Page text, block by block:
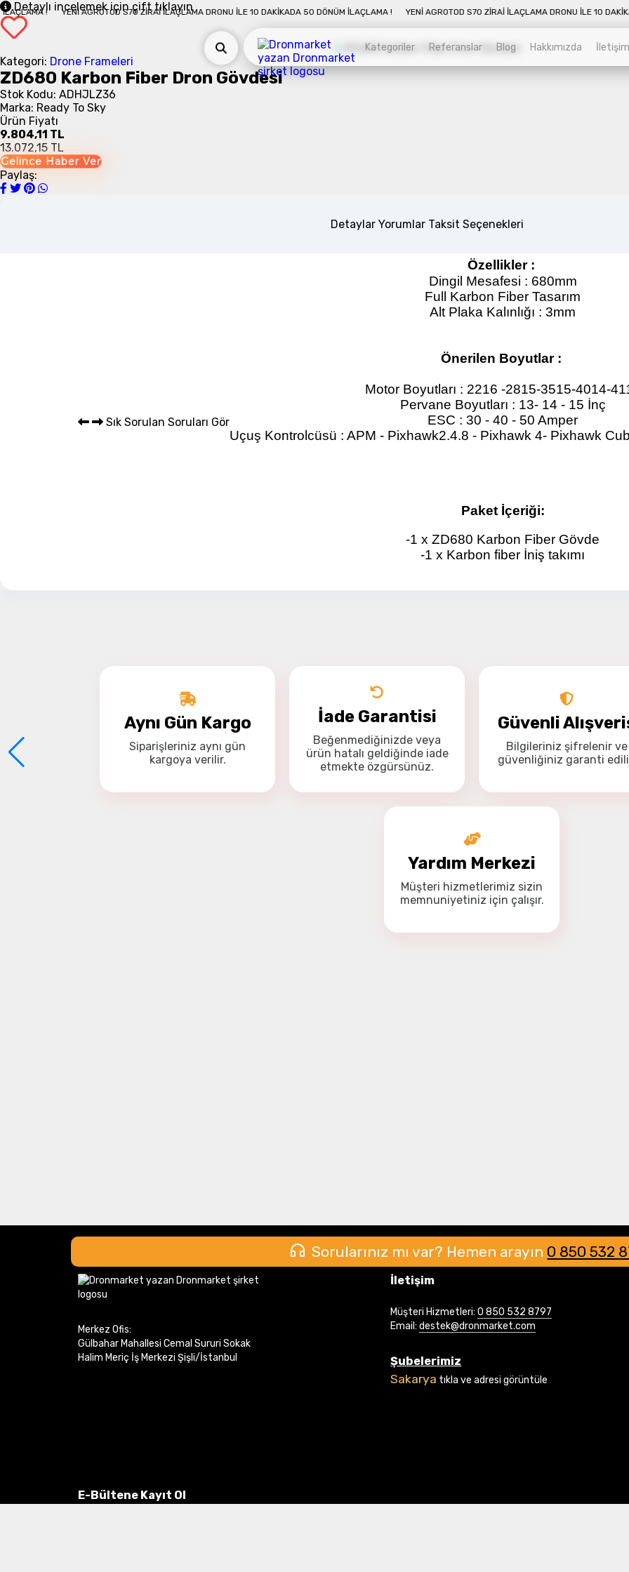
! YENI AGROTOD S70 ZIRAI İLAÇLAMA DRONU İLE 10 DAKIKADA 50 DÖNÜM İLAÇLAMA ! YENI AGROTOD S70 ZIRAI İLAÇLAMA DRONU İLE 10 DAKIKADA 50
Kategoriler
Endüstriyel Drone
Alt kategorileri görmek için hemen tıklayın.
Haritalama Dronları
Su Altı Drone
DJI Drone
Alt kategorileri görmek için hemen tıklayın.
İHA Drone Pilot Eğitimleri
Ürünleri görmek için hemen tıklayın.
Referanslar Blog Hakkımızda İletişim
Detaylı incelemek için çift tıklayın
Kategori: Drone Frameleri
ZD680 Karbon Fiber Dron Gövdesi
Stok Kodu: ADHJLZ36
Marka: Ready To Sky
Ürün Fiyatı
9.804,11 TL
13.072,15 TL
Gelince Haber Ver
Paylaş:
Detaylar Yorumlar Taksit Seçenekleri
Sık Sorulan Soruları Gör
Özellikler :
Dingil Mesafesi : 680mm
Full Karbon Fiber Tasarım
Alt Plaka Kalınlığı : 3mm
Önerilen Boyutlar :
Motor Boyutları : 2216 -2815-3515-4014-
Pervane Boyutları : 13- 14 - 15 İnç
ESC : 30 - 40 - 50 Amper
Uçuş Kontrolcüsü : APM - Pixhawk2.4.8 - Pixhawk 4- Pixhawk
Paket İçeriği:
-1 x ZD680 Karbon Fiber Gövde
-1 x Karbon fiber İniş takımı
Bu ürüne ilk yorumu siz yapın!
Yorum Yaz
Aynı Gün Kargo
Siparişleriniz aynı gün
kargoya verilir.
İade Garantisi
Beğenmediğinizde veya
ürün hatalı geldiğinde iade
etmekte özgürsünüz.
Güvenli
Bilgileriniz şifrelenirve
güvenliğiniz garanti
Yardım Merkezi
Müşteri hizmetlerimiz sizin
memnuniyetiniz için çalışır.
Sorularınız mı var? Hemen arayın 0 850 532
Merkez Ofis:
Gülbahar Mahallesi Cemal Sururi Sokak
Halim Meriç İş Merkezi Şişli/İstanbul
İletişim
Müşteri Hizmetleri:0 850 532 8797
Email:destek@dronmarket.com
Şubelerimiz
Sakarya tıkla ve adresi görüntüle
E-Bültene Kayıt Ol